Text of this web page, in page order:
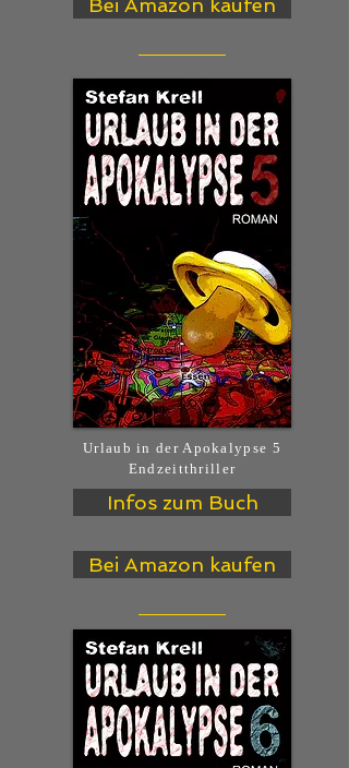
Bei Amazon kaufen
Urlaub in der Apokalypse 5
Endzeitthriller
Infos zum Buch
Bei Amazon kaufen